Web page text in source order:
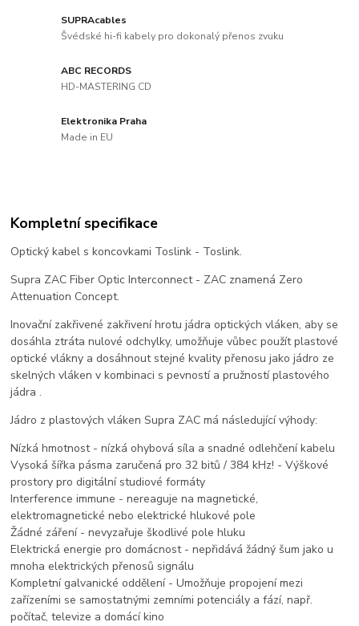
SUPRAcables
Švédské hi-fi kabely pro dokonalý přenos zvuku
ABC RECORDS
HD-MASTERING CD
Elektronika Praha
Made in EU
Kompletní specifikace
Optický kabel s koncovkami Toslink - Toslink.
Supra ZAC Fiber Optic Interconnect - ZAC znamená Zero
Attenuation Concept.
Inovační zakřivené zakřivení hrotu jádra optických vláken, aby se
dosáhla ztráta nulové odchylky, umožňuje vůbec použít plastové
optické vlákny a dosáhnout stejné kvality přenosu jako jádro ze
skelných vláken v kombinaci s pevností a pružností plastového
jádra .
Jádro z plastových vláken Supra ZAC má následující výhody:
Nízká hmotnost - nízká ohybová síla a snadné odlehčení kabelu
Vysoká šířka pásma zaručená pro 32 bitů / 384 kHz! - Výškové
prostory pro digitální studiové formáty
Interference immune - nereaguje na magnetické,
elektromagnetické nebo elektrické hlukové pole
Žádné záření - nevyzařuje škodlivé pole hluku
Elektrická energie pro domácnost - nepřidává žádný šum jako u
mnoha elektrických přenosů signálu
Kompletní galvanické oddělení - Umožňuje propojení mezi
zařízeními se samostatnými zemními potenciály a fází, např.
počítač, televize a domácí kino